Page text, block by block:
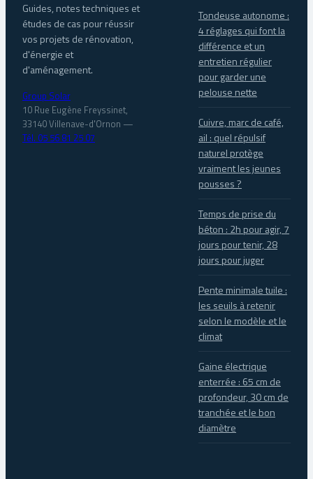
Guides, notes techniques et
études de cas pour réussir
vos projets de rénovation,
d'énergie et
d'aménagement.
Group Solar
10 Rue Eugène Freyssinet,
33140 Villenave-d'Ornon —
Tél. 05 56 81 25 07
Tondeuse autonome :
4 réglages qui font la
différence et un
entretien régulier
pour garder une
pelouse nette
Cuivre, marc de café,
ail : quel répulsif
naturel protège
vraiment les jeunes
pousses ?
Temps de prise du
béton : 2h pour agir, 7
jours pour tenir, 28
jours pour juger
Pente minimale tuile :
les seuils à retenir
selon le modèle et le
climat
Gaine électrique
enterrée : 65 cm de
profondeur, 30 cm de
tranchée et le bon
diamètre